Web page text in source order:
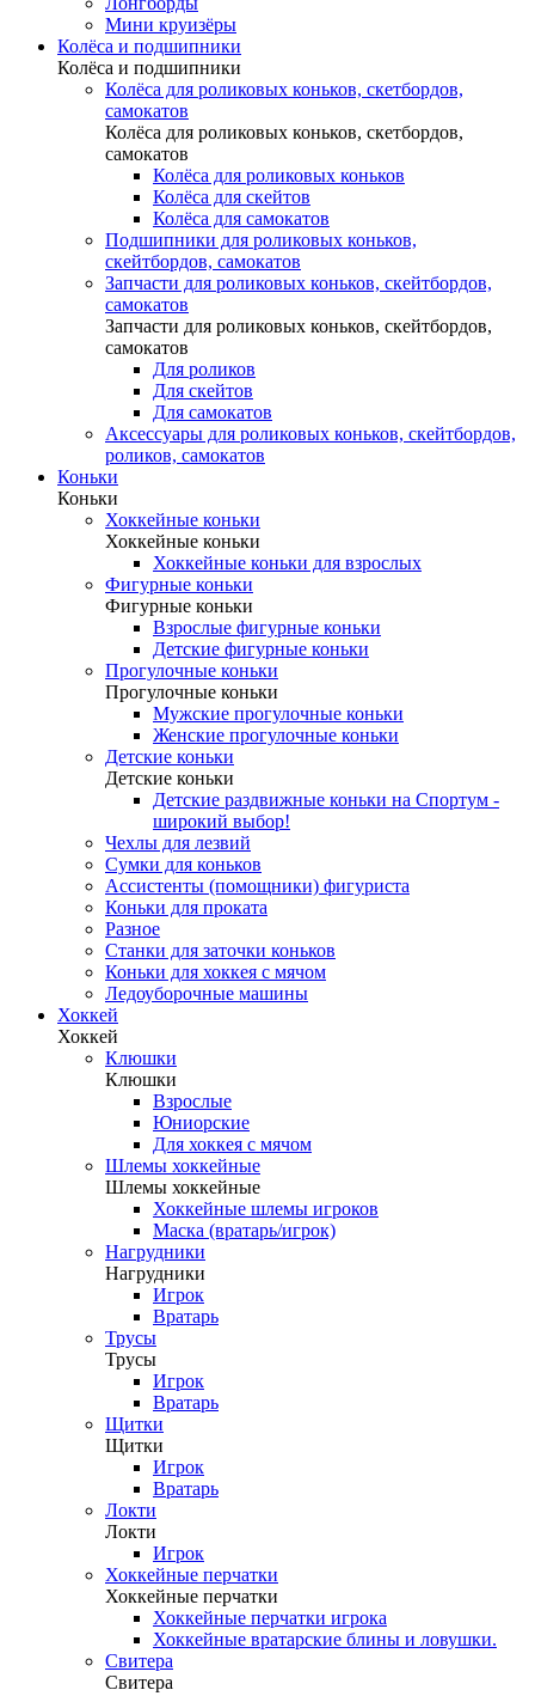
Мини круизёры
Колёса и подшипники
Колёса и подшипники
Колёса для роликовых коньков, скетбордов,
самокатов
Колёса для роликовых коньков, скетбордов,
самокатов
Колёса для роликовых коньков
Колёса для скейтов
Колёса для самокатов
Подшипники для роликовых коньков,
скейтбордов, самокатов
Запчасти для роликовых коньков, скейтбордов,
самокатов
Запчасти для роликовых коньков, скейтбордов,
самокатов
Для роликов
Для скейтов
Для самокатов
Аксессуары для роликовых коньков, скейтбордов,
роликов, самокатов
Коньки
Коньки
Хоккейные коньки
Хоккейные коньки
Хоккейные коньки для взрослых
Фигурные коньки
Фигурные коньки
Взрослые фигурные коньки
Детские фигурные коньки
Прогулочные коньки
Прогулочные коньки
Мужские прогулочные коньки
Женские прогулочные коньки
Детские коньки
Детские коньки
Детские раздвижные коньки на Спортум -
широкий выбор!
Чехлы для лезвий
Сумки для коньков
Ассистенты (помощники) фигуриста
Коньки для проката
Разное
Станки для заточки коньков
Коньки для хоккея с мячом
Ледоуборочные машины
Хоккей
Хоккей
Клюшки
Клюшки
Взрослые
Юниорские
Для хоккея с мячом
Шлемы хоккейные
Шлемы хоккейные
Хоккейные шлемы игроков
Маска (вратарь/игрок)
Нагрудники
Нагрудники
Игрок
Вратарь
Трусы
Трусы
Игрок
Вратарь
Щитки
Щитки
Игрок
Вратарь
Локти
Локти
Игрок
Хоккейные перчатки
Хоккейные перчатки
Хоккейные перчатки игрока
Хоккейные вратарские блины и ловушки.
Свитера
Свитера